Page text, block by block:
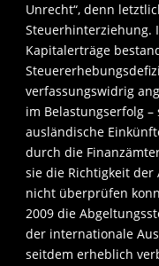
Unrecht“, denn
Steuerhinterziehung.
Kapitalerträge
verfassungswidrig
im Belastungserfolg
ausländische
durch die
sie die Richtigkeit der
nicht überprüfen
2009 die
der internationale
seitdem erheblich